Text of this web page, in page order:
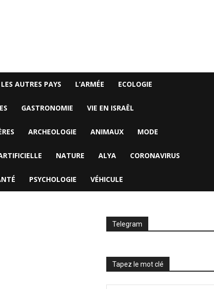
AUTRES PAYS L’ARMÉE ECOLOGIE
GASTRONOMIE VIE EN ISRAËL
ARCHEOLOGIE ANIMAUX MODE
NATURE ALYA CORONAVIRUS
PSYCHOLOGIE VÉHICULE
Telegram
Tapez le mot clé